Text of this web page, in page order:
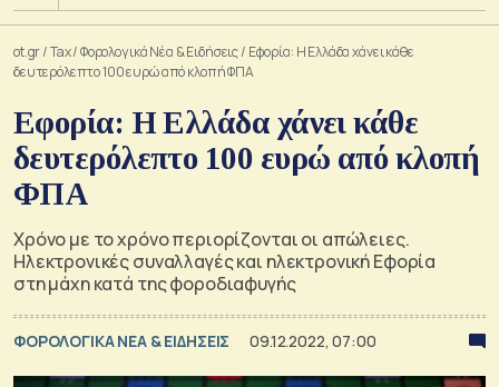
ot.gr/Tax/Φορολογικά Νέα & Eιδήσεις/ Εφορία: Η Ελλάδα χάνει κάθε
δευτερόλεπτο 100 ευρώ από κλοπή ΦΠΑ
Εφορία: Η Ελλάδα χάνει κάθε
δευτερόλεπτο 100 ευρώ από κλοπή
ΦΠΑ
Χρόνο με το χρόνο περιορίζονται οι απώλειες.
Ηλεκτρονικές συναλλαγές και ηλεκτρονική Εφορία
στη μάχη κατά της φοροδιαφυγής
ΦΟΡΟΛΟΓΙΚΑ ΝΕΑ & EΙΔΗΣΕΙΣ 09.12.2022, 07:00